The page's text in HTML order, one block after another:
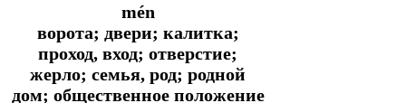
mén
ворота; двери; калитка;
проход, вход; отверстие;
жерло; семья, род; родной
дом; общественное положение